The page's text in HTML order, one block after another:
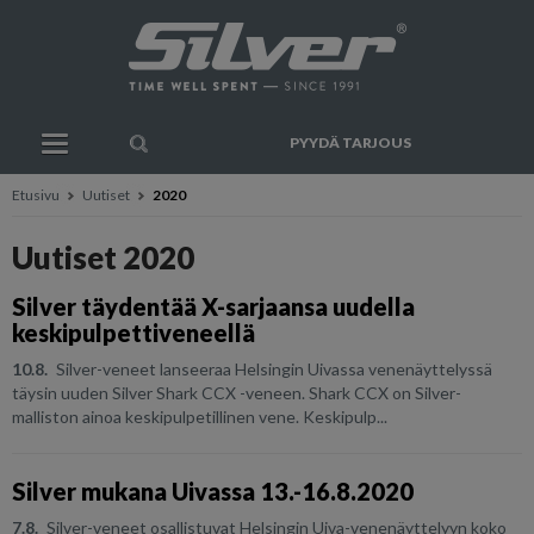
PYYDÄ TARJOUS
Etusivu Uutiset 2020
Uutiset 2020
Silver täydentää X-sarjaansa uudella
keskipulpettiveneellä
10.8. Silver-veneet lanseeraa Helsingin Uivassa venenäyttelyssä
täysin uuden Silver Shark CCX -veneen. Shark CCX on Silver-
malliston ainoa keskipulpetillinen vene. Keskipulp...
Silver mukana Uivassa 13.-16.8.2020
7.8. Silver-veneet osallistuvat Helsingin Uiva-venenäyttelyyn koko